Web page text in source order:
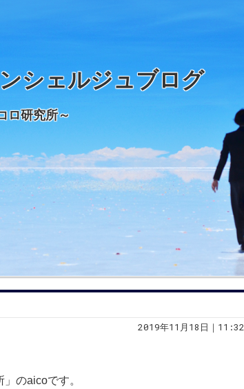
シェルジュブログ
ロ研究所～
2019年11月18日｜11:32
のaicoです。